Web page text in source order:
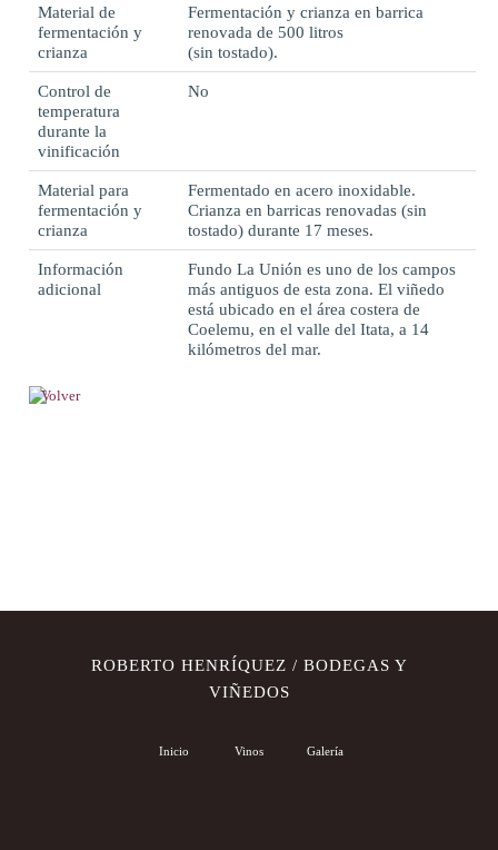
Material de
fermentación y
crianza
Fermentación y crianza en barrica
renovada de 500 litros
(sin tostado).
Control de
temperatura
durante la
vinificación
No
Material para
fermentación y
crianza
Fermentado en acero inoxidable.
Crianza en barricas renovadas (sin
tostado) durante 17 meses.
Información
adicional
Fundo La Unión es uno de los campos
más antiguos de esta zona. El viñedo
está ubicado en el área costera de
Coelemu, en el valle del Itata, a 14
kilómetros del mar.
Volver
ROBERTO HENRÍQUEZ / BODEGAS Y
VIÑEDOS
Inicio Vinos Galería